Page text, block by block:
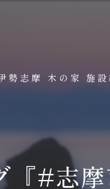
勢志摩 木の家 施
『#志